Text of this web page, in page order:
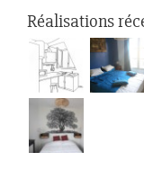
Réalisations